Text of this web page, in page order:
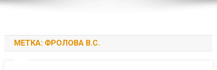
МЕТКА: ФРОЛОВА В.С.